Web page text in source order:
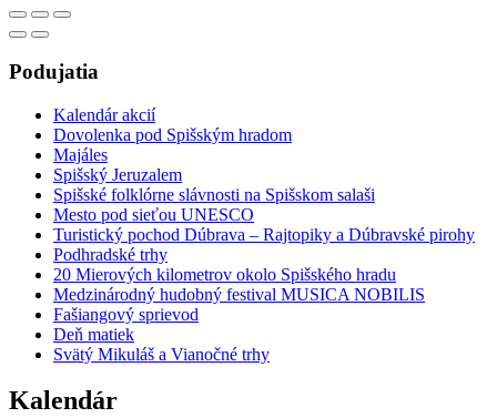
Podujatia
Kalendár akcií
Dovolenka pod Spišským hradom
Majáles
Spišský Jeruzalem
Spišské folklórne slávnosti na Spišskom salaši
Mesto pod sieťou UNESCO
Turistický pochod Dúbrava – Rajtopiky a Dúbravské pirohy
Podhradské trhy
20 Mierových kilometrov okolo Spišského hradu
Medzinárodný hudobný festival MUSICA NOBILIS
Fašiangový sprievod
Deň matiek
Svätý Mikuláš a Vianočné trhy
Kalendár